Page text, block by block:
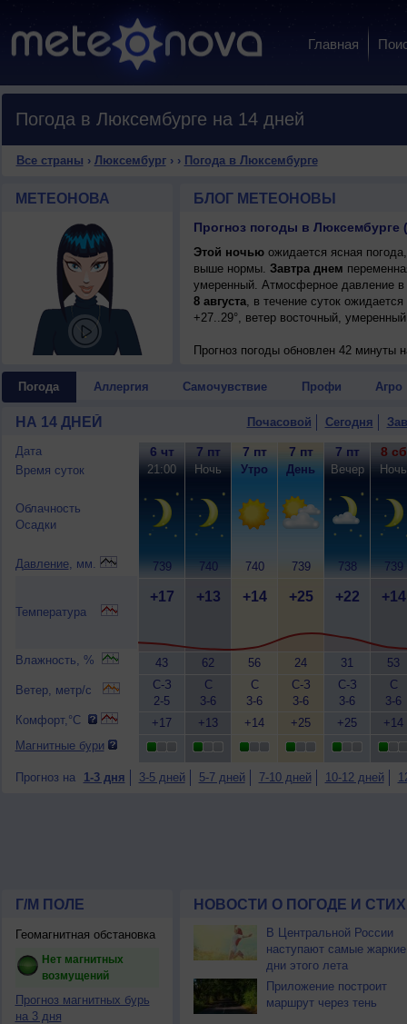
Главная
Погода в Люксембурге на 14 дней
Все страны › Люксембург› › Погода в Люксембурге
МЕТЕОНОВА БЛОГ МЕТЕОНОВЫ
Прогноз погоды в Люксембурге
Этой ночьюожидается ясная
выше нормы. Завтра днем
умеренный. Атмосферное давление
8 августа, в течение суток
+27..29°, ветер восточный,
Прогноз погоды обновлен 42 минуты
Погода Аллергия Самочувствие Профи Агро
НА 14 ДНЕЙ Почасовой Сегодня
Дата
Время суток
Облачность
Осадки
Давление, мм.
Температура
Влажность, %
Ветер, метр/с
Комфорт,°C
Магнитные бури
6 чт
21:00
739
+17
43
С-З
2-5
+17
7 пт
Ночь
740
+13
62
С
3-6
+13
7 пт
Утро
740
+14
56
С
3-6
+14
7 пт
День
739
+25
24
С-З
3-6
+25
7 пт
Вечер
738
+22
31
С-З
3-6
+25
8 сб
Ночь
739
+14
53
С
3-6
+14
Прогноз на 1-3 дня 3-5 дней 5-7 дней 7-10 дней 10-12 дней
Г/М ПОЛЕ
Геомагнитная обстановка
Нет магнитных
возмущений
Прогноз магнитных бурь
на 3 дня
НОВОСТИ О ПОГОДЕ И
В Центральной России
наступают самые жаркие
дни этого лета
Приложение построит
маршрут через тень